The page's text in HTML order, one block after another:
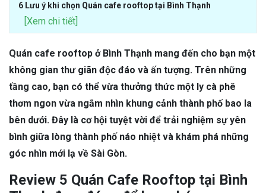
6 Lưu ý khi chọn Quán cafe rooftop tại Bình Thạnh
[Xem chi tiết]
Quán cafe rooftop ở Bình Thạnh mang đến cho bạn một
không gian thư giãn độc đáo và ấn tượng. Trên những
tầng cao, bạn có thể vừa thưởng thức một ly cà phê
thơm ngon vừa ngắm nhìn khung cảnh thành phố bao la
bên dưới. Đây là cơ hội tuyệt vời để trải nghiệm sự yên
bình giữa lòng thành phố náo nhiệt và khám phá những
góc nhìn mới lạ về Sài Gòn.
Review 5 Quán Cafe Rooftop tại Bình